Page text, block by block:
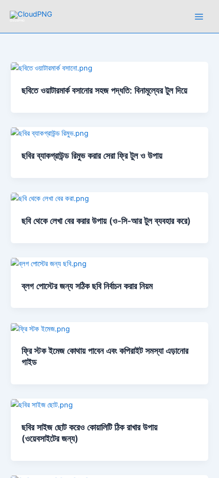
ছবিতে ওয়াটারমার্ক বসানোর সহজ পদ্ধতি: বিনামূল্যের টুল দিয়ে
ছবির ব্যাকগ্রাউন্ড রিমুভ করার সেরা ফ্রি টুল ও উপায়
ছবি থেকে লেখা বের করার উপায় (ও-সি-আর টুল ব্যবহার করে)
ব্লগ পোস্টের জন্য সঠিক ছবি নির্বাচন করার নিয়ম
ফ্রি স্টক ইমেজ কোথায় পাবেন এবং কপিরাইট সমস্যা এড়ানোর
গাইড
ছবির সাইজ ছোট করেও কোয়ালিটি ঠিক রাখার উপায়
(ওয়েবসাইটের জন্য)